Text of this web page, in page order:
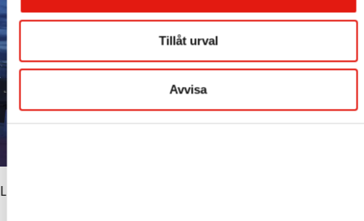
Tillåt urval
Avvisa
Livsmedelsskyltar